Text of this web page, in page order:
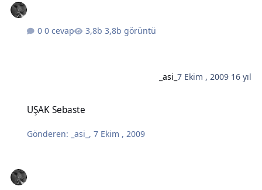
0 cevap 3,8b görüntü
_asi_ 7 Ekim , 2009 16 yıl
UŞAK Sebaste
Gönderen: _asi_ ,7 Ekim , 2009